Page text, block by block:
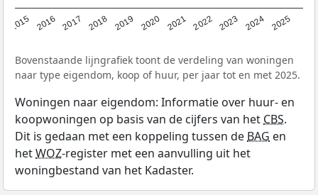
2015 2016 2017 2018 2019 2020 2021 2022 2023 2024 2025
Bovenstaande lijngrafiek toont de verdeling van woningen
naar type eigendom, koop of huur, per jaar tot en met 2025.
Woningen naar eigendom: Informatie over huur- en
koopwoningen op basis van de cijfers van het CBS.
Dit is gedaan met een koppeling tussen de BAG en
hetWOZ-register met een aanvulling uit het
woningbestand van het Kadaster.